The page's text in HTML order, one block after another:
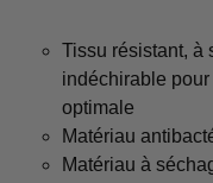
Tissu résistant,
indéchirable
optimale
Matériau
Matériau à